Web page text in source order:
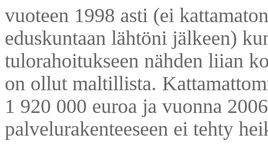
vuoteen 1998 asti (ei
eduskuntaan lähtöni jälkeen)
tulorahoitukseen nähden liian
on ollut maltillista.
1 920 000 euroa ja vuonna
palvelurakenteeseen ei tehty